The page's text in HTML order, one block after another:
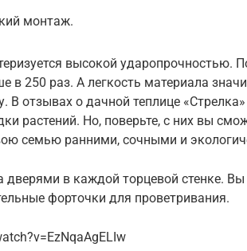
монтаж.
высокой ударопрочностью.
в 250 раз. А легкость материала
В отзывах о дачной теплице
растений. Но, поверьте, с них вы
семью ранними, сочными и
дверями в каждой торцевой стенке.
форточки для проветривания.